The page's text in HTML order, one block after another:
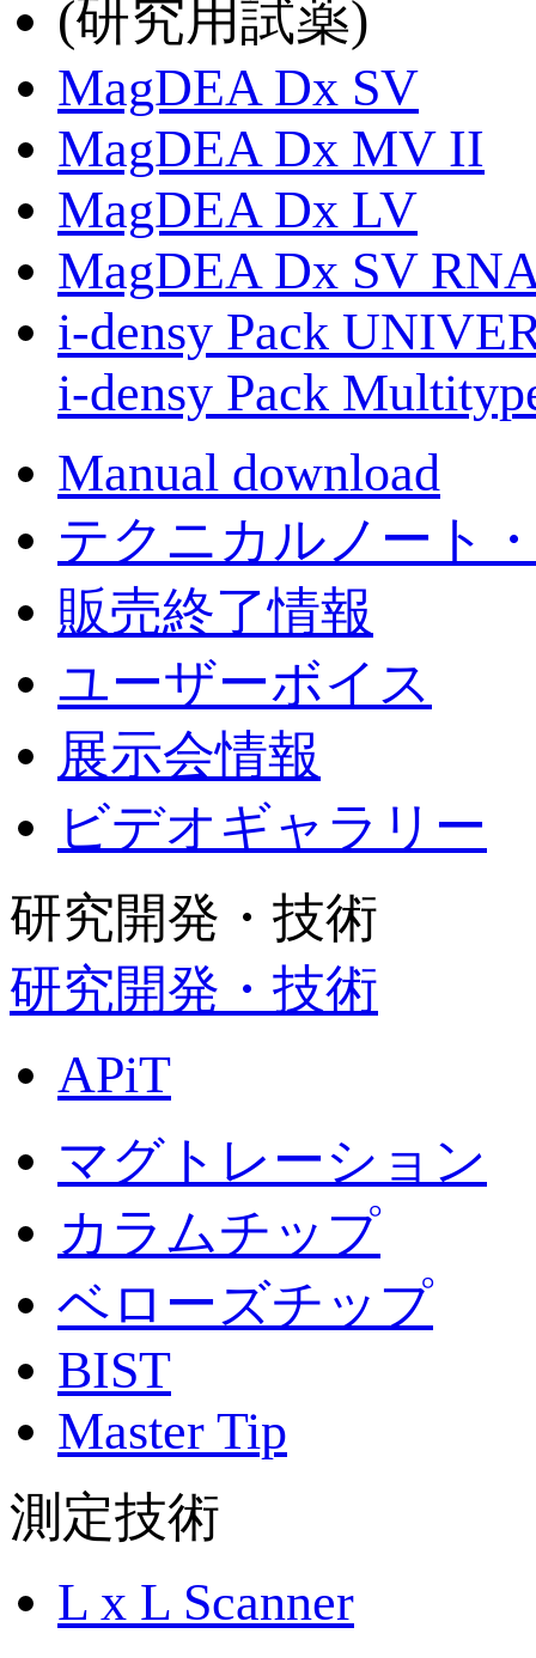
(研究用試薬)
MagDEA Dx SV
MagDEA Dx MV II
MagDEA Dx LV
MagDEA Dx SV
i-densy Pack
i-densy Pack
Manual download
テクニカルノート
販売終了情報
ユーザーボイス
展示会情報
ビデオギャラリー
研究開発・技術
研究開発・技術
APiT
マグトレーション
カラムチップ
ベローズチップ
BIST
Master Tip
測定技術
L x L Scanner